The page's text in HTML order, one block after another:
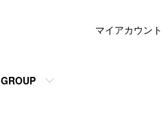
GROUP
マイアカウント